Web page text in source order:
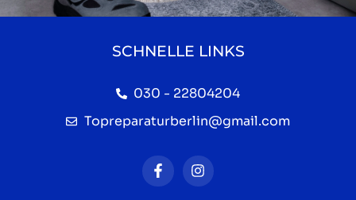
SCHNELLE LINKS
030 - 22804204
Topreparaturberlin@gmail.com